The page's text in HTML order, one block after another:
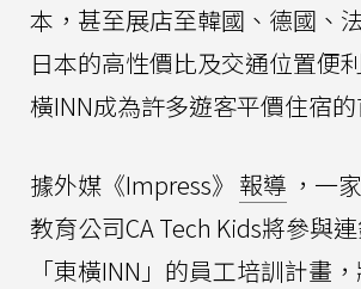
本，甚至展店至韓國、德國、
日本的高性價比及交通位置便
橫INN成為許多遊客平價住宿的
據外媒《Impress》 報導 ，一
教育公司CA Tech Kids將參與
「東橫INN」的員工培訓計畫